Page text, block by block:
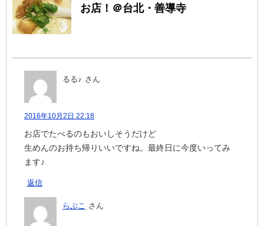
お店！＠台北・善導寺
るる♪ さん
2016年10月2日 22:18
お店でたべるのもおいしそうだけど
生めんのお持ち帰りいいですね。最終日に今度いってみ
ます♪
返信
らぶこ さん